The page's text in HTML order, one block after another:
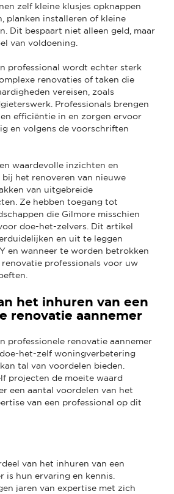
zelf kleine klusjes opknappen
planken installeren of kleine
Dit bespaart niet alleen geld, maar
van voldoening.
professional wordt echter sterk
renovaties of taken die
vereisen, zoals
Professionals brengen
efficiëntie in en zorgen ervoor
en volgens de voorschriften
waardevolle inzichten en
het renoveren van nieuwe
van uitgebreide
Ze hebben toegang tot
die Gilmore misschien
doe-het-zelvers. Dit artikel
en uit te leggen
en wanneer te worden betrokken
professionals voor uw
het inhuren van een
renovatie aannemer
professionele renovatie aannemer
het-zelf woningverbetering
tal van voordelen bieden.
projecten de moeite waard
een aantal voordelen van het
van een professional op dit
van het inhuren van een
is hun ervaring en kennis.
jaren van expertise met zich